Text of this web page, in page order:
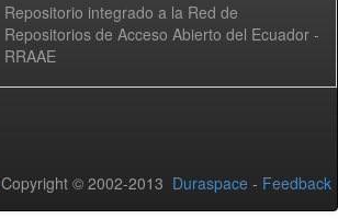
Repositorio integrado a la Red de
Repositorios de Acceso Abierto del Ecuador -
RRAAE
Copyright © 2002-2013 Duraspace - Feedback